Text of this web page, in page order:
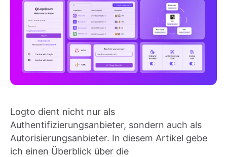
Logto dient nicht nur als
Authentifizierungsanbieter, sondern auch als
Autorisierungsanbieter. In diesem Artikel gebe
ich einen Überblick über die